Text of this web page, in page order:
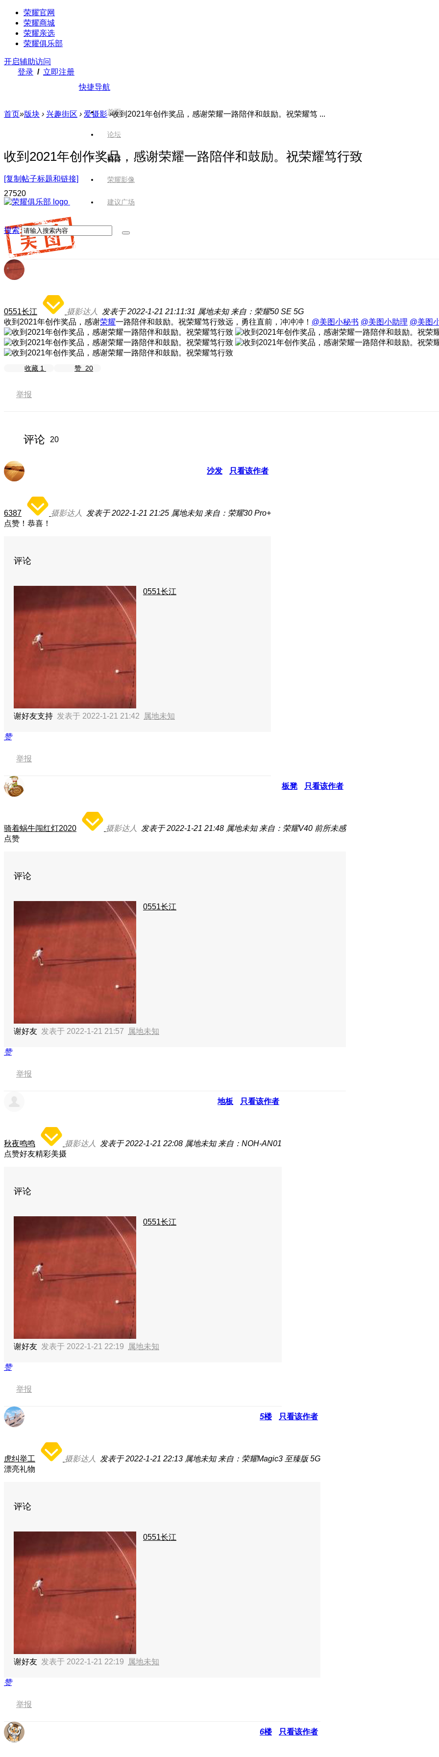
荣耀官网
荣耀商城
荣耀亲选
荣耀俱乐部
开启辅助访问
登录 / 立即注册
快捷导航
首页
论坛
版块
荣耀影像
建议广场
搜索
首页»版块 › 兴趣街区 › 爱摄影 ›收到2021年创作奖品，感谢荣耀一路陪伴和鼓励。祝荣耀笃 ...
收到2021年创作奖品，感谢荣耀一路陪伴和鼓励。祝荣耀笃行致
[复制帖子标题和链接]
27520
0551长江 摄影达人 发表于 2022-1-21 21:11:31 属地未知 来自：荣耀50 SE 5G
收到2021年创作奖品，感谢荣耀一路陪伴和鼓励。祝荣耀笃行致远，勇往直前，冲冲冲！ @美图小秘书 @美图小助理 @美图
收藏 1 赞 20
举报
评论 20
沙发 只看该作者
6387 摄影达人 发表于 2022-1-21 21:25 属地未知 来自：荣耀30 Pro+
点赞！恭喜！
评论
0551长江
谢好友支持 发表于 2022-1-21 21:42 属地未知
赞
举报
板凳 只看该作者
骑着蜗牛闯红灯2020 摄影达人 发表于 2022-1-21 21:48 属地未知 来自：荣耀V40 前所未感
点赞
评论
0551长江
谢好友 发表于 2022-1-21 21:57 属地未知
赞
举报
地板 只看该作者
秋夜鸣鸣 摄影达人 发表于 2022-1-21 22:08 属地未知 来自：NOH-AN01
点赞好友精彩美摄
评论
0551长江
谢好友 发表于 2022-1-21 22:19 属地未知
赞
举报
5楼 只看该作者
虎纠举工 摄影达人 发表于 2022-1-21 22:13 属地未知 来自：荣耀Magic3 至臻版 5G
漂亮礼物
评论
0551长江
谢好友 发表于 2022-1-21 22:19 属地未知
赞
举报
6楼 只看该作者